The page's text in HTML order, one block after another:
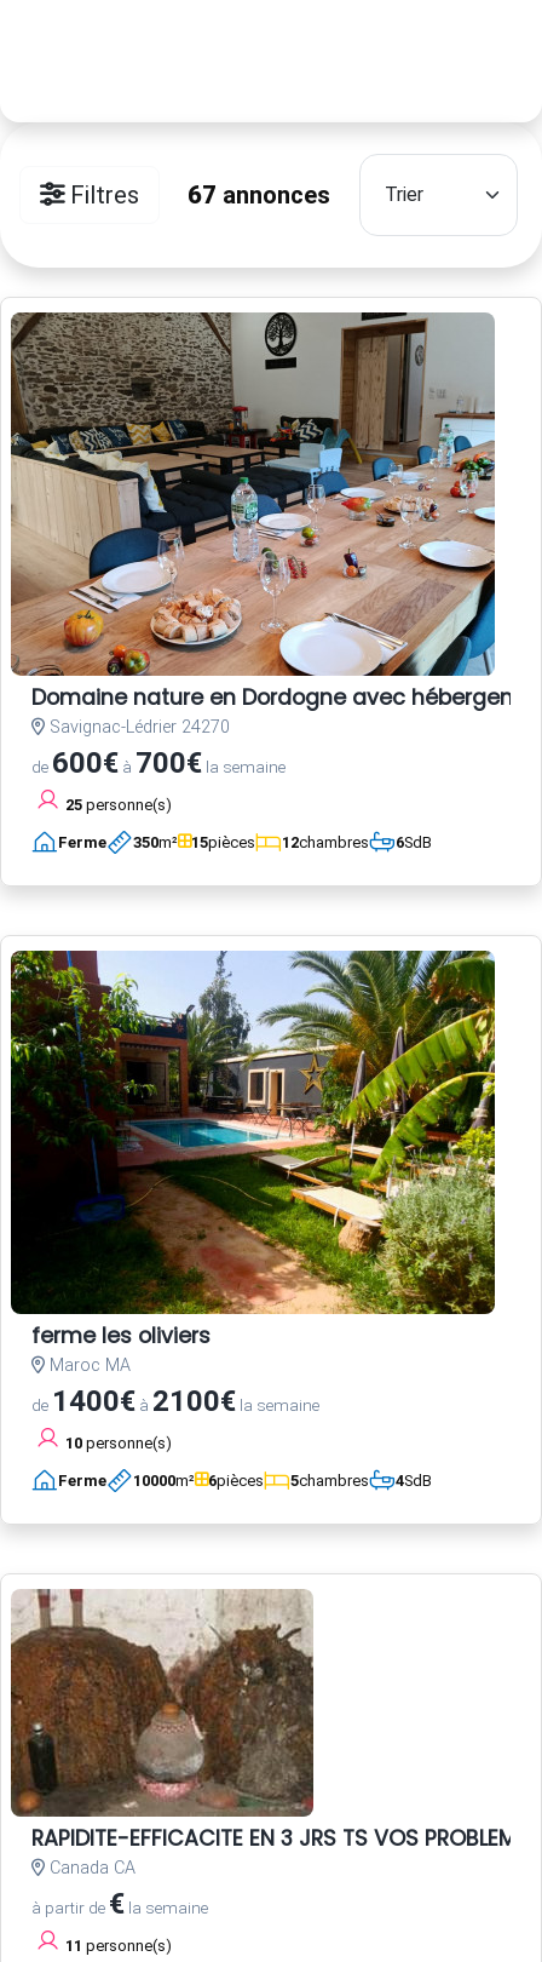
Filtres 67 annonces
Domaine nature en Dordogne avec
Savignac-Lédrier 24270
de 600€ à 700€ la semaine
25 personne(s)
Ferme 350m² 15pièces 12chambres 6SdB
ferme les oliviers
Maroc MA
de 1400€ à 2100€ la semaine
10 personne(s)
Ferme 10000m² 6pièces 5chambres 4SdB
RAPIDITE-EFFICACITE EN 3 JRS TS VOS
Canada CA
à partir de € la semaine
11 personne(s)